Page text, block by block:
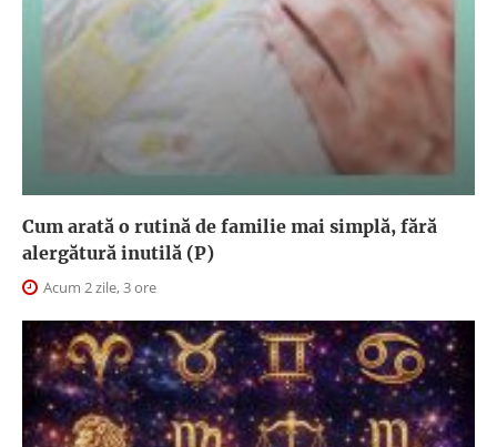
Cum arată o rutină de familie mai simplă, fără
alergătură inutilă (P)
Acum 2 zile, 3 ore